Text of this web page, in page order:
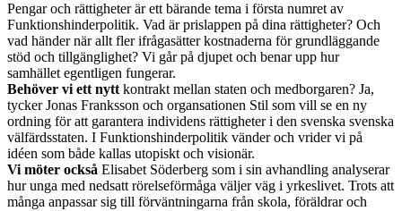
Pengar och rättigheter är ett bärande tema i första numret av
Funktionshinderpolitik. Vad är prislappen på dina rättigheter? Och
vad händer när allt fler ifrågasätter kostnaderna för grundläggande
stöd och tillgänglighet? Vi går på djupet och benar upp hur
samhället egentligen fungerar.
Behöver vi ett nytt kontrakt mellan staten och medborgaren? Ja,
tycker Jonas Franksson och organsationen Stil som vill se en ny
ordning för att garantera individens rättigheter i den svenska svenska
välfärdsstaten. I Funktionshinderpolitik vänder och vrider vi på
idéen som både kallas utopiskt och visionär.
Vi möter också Elisabet Söderberg som i sin avhandling analyserar
hur unga med nedsatt rörelseförmåga väljer väg i yrkeslivet. Trots att
många anpassar sig till förväntningarna från skola, föräldrar och